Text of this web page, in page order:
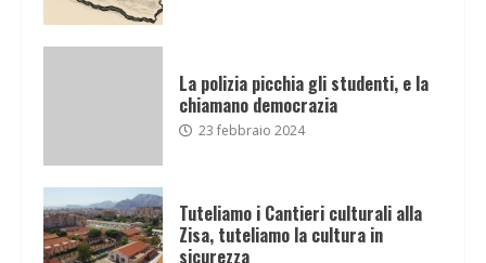
La polizia picchia gli studenti, e la
chiamano democrazia
23 febbraio 2024
Tuteliamo i Cantieri culturali alla
Zisa, tuteliamo la cultura in
sicurezza